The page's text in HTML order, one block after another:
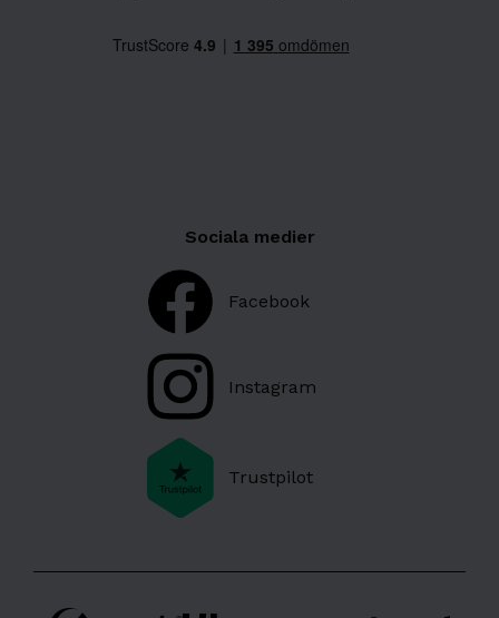
Sociala medier
Facebook
Instagram
Trustpilot